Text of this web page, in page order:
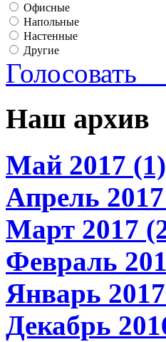
Офисные
Напольные
Настенные
Другие
Голосовать
Наш архив
Май 2017 (1)
Апрель
Март 2017
Февраль
Январь
Декабрь